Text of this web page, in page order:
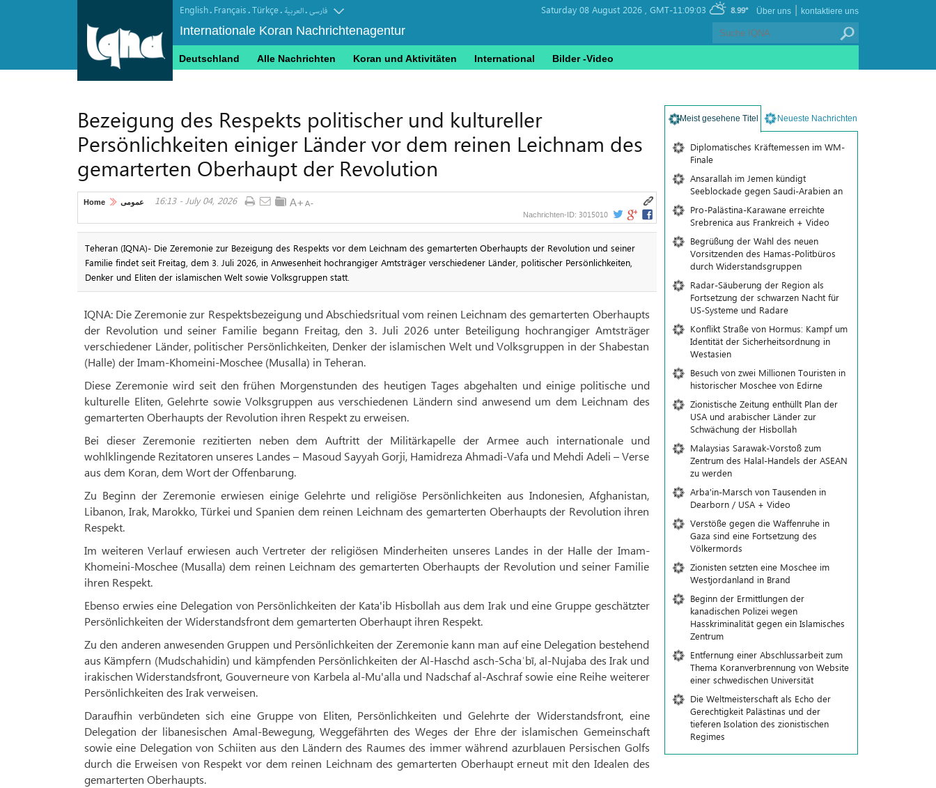
English. Français.Türkçe. العربیة.فارسی
Internationale Koran Nachrichtenagentur
Saturday 08 August 2026 , GMT-11:09:03 8.99° kontaktiere uns
|
Über uns
Deutschland Alle Nachrichten Koran und Aktivitäten International Bilder -Video
Bezeigung des Respekts politischer und kultureller
Persönlichkeiten einiger Länder vor dem reinen Leichnam des
gemarterten Oberhaupt der Revolution
Home عمومی 16:13 - July 04, 2026
Nachrichten-ID: 3015010
Teheran (IQNA)- Die Zeremonie zur Bezeigung des Respekts vor dem Leichnam des gemarterten Oberhaupts der Revolution und seiner
Familie findet seit Freitag, dem 3. Juli 2026, in Anwesenheit hochrangiger Amtsträger verschiedener Länder, politischer Persönlichkeiten,
Denker und Eliten der islamischen Welt sowie Volksgruppen statt.
IQNA: Die Zeremonie zur Respektsbezeigung und Abschiedsritual vom reinen Leichnam des gemarterten Oberhaupts
der Revolution und seiner Familie begann Freitag, den 3. Juli 2026 unter Beteiligung hochrangiger Amtsträger
verschiedener Länder, politischer Persönlichkeiten, Denker der islamischen Welt und Volksgruppen in der Shabestan
(Halle) der Imam-Khomeini-Moschee (Musalla) in Teheran.
Diese Zeremonie wird seit den frühen Morgenstunden des heutigen Tages abgehalten und einige politische und
kulturelle Eliten, Gelehrte sowie Volksgruppen aus verschiedenen Ländern sind anwesend um dem Leichnam des
gemarterten Oberhaupts der Revolution ihren Respekt zu erweisen.
Bei dieser Zeremonie rezitierten neben dem Auftritt der Militärkapelle der Armee auch internationale und
wohlklingende Rezitatoren unseres Landes – Masoud Sayyah Gorji, Hamidreza Ahmadi-Vafa und Mehdi Adeli – Verse
aus dem Koran, dem Wort der Offenbarung.
Zu Beginn der Zeremonie erwiesen einige Gelehrte und religiöse Persönlichkeiten aus Indonesien, Afghanistan,
Libanon, Irak, Marokko, Türkei und Spanien dem reinen Leichnam des gemarterten Oberhaupts der Revolution ihren
Respekt.
Im weiteren Verlauf erwiesen auch Vertreter der religiösen Minderheiten unseres Landes in der Halle der Imam-
Khomeini-Moschee (Musalla) dem reinen Leichnam des gemarterten Oberhaupts der Revolution und seiner Familie
ihren Respekt.
Ebenso erwies eine Delegation von Persönlichkeiten der Kata'ib Hisbollah aus dem Irak und eine Gruppe geschätzter
Persönlichkeiten der Widerstandsfront dem gemarterten Oberhaupt ihren Respekt.
Zu den anderen anwesenden Gruppen und Persönlichkeiten der Zeremonie kann man auf eine Delegation bestehend
aus Kämpfern (Mudschahidin) und kämpfenden Persönlichkeiten der Al-Haschd asch-Schaʿbī, al-Nujaba des Irak und
irakischen Widerstandsfront, Gouverneure von Karbela al-Mu'alla und Nadschaf al-Aschraf sowie eine Reihe weiterer
Persönlichkeiten des Irak verweisen.
Daraufhin verbündeten sich eine Gruppe von Eliten, Persönlichkeiten und Gelehrte der Widerstandsfront, eine
Delegation der libanesischen Amal-Bewegung, Weggefährten des Weges der Ehre der islamischen Gemeinschaft
sowie eine Delegation von Schiiten aus den Ländern des Raumes des immer während azurblauen Persischen Golfs
durch die Erweisen von Respekt vor dem reinen Leichnam des gemarterten Oberhaupt erneut mit den Idealen des
gemarterten Oberhaupts.
Meist gesehene Titel Neueste Nachrichten
Diplomatisches Kräftemessen im WM-
Finale
Ansarallah im Jemen kündigt
Seeblockade gegen Saudi-Arabien an
Pro-Palästina-Karawane erreichte
Srebrenica aus Frankreich + Video
Begrüßung der Wahl des neuen
Vorsitzenden des Hamas-Politbüros
durch Widerstandsgruppen
Radar-Säuberung der Region als
Fortsetzung der schwarzen Nacht für
US-Systeme und Radare
Konflikt Straße von Hormus: Kampf um
Identität der Sicherheitsordnung in
Westasien
Besuch von zwei Millionen Touristen in
historischer Moschee von Edirne
Zionistische Zeitung enthüllt Plan der
USA und arabischer Länder zur
Schwächung der Hisbollah
Malaysias Sarawak-Vorstoß zum
Zentrum des Halal-Handels der ASEAN
zu werden
Arba'in-Marsch von Tausenden in
Dearborn / USA + Video
Verstöße gegen die Waffenruhe in
Gaza sind eine Fortsetzung des
Völkermords
Zionisten setzten eine Moschee im
Westjordanland in Brand
Beginn der Ermittlungen der
kanadischen Polizei wegen
Hasskriminalität gegen ein Islamisches
Zentrum
Entfernung einer Abschlussarbeit zum
Thema Koranverbrennung von Website
einer schwedischen Universität
Die Weltmeisterschaft als Echo der
Gerechtigkeit Palästinas und der
tieferen Isolation des zionistischen
Regimes